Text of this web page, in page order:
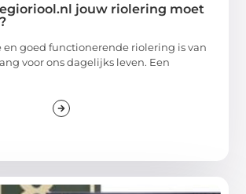
jouw riolering moet
en goed functionerende riolering is van
voor ons dagelijks leven. Een